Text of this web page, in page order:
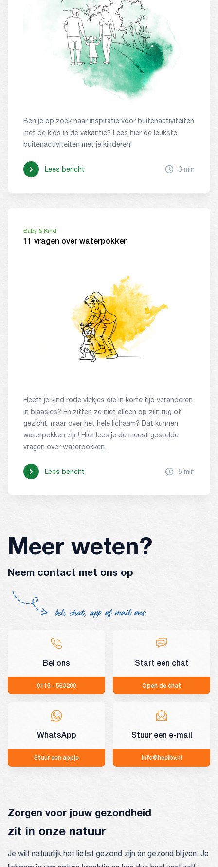
Ben je op zoek naar inspiratie voor buitenactiviteiten
met de kids in de vakantie? Lees hier de leukste
buitenactiviteiten met je kinderen!
Lees bericht 3 min
Baby & Kind
11 vragen over waterpokken
Heeft je kind rode vlekjes die in korte tijd veranderen
in blaasjes? En zitten ze niet alleen op zijn rug of
gezicht, maar over het hele lichaam? Dat kunnen
waterpokken zijn! Hier lees je de meest gestelde
vragen over waterpokken.
Lees bericht 5 min
Meer weten?
Neem contact met ons op
bel, chat, app of mail ons
Bel ons
0115 - 563200
Start een chat
Open de chat
WhatsApp
Stuur een appje
Stuur een e-mail
info@heelbv.nl
Zorgen voor jouw gezondheid
zit in onze natuur
Je wilt natuurlijk het liefst gezond zijn én gezond blijven. Je